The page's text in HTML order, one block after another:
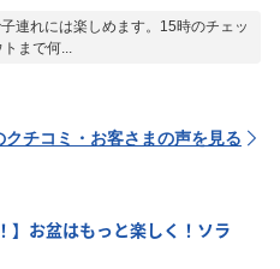
連れには楽しめます。15時のチェッ
まで何...
クチコミ・お客さまの声を見る
】お盆はもっと楽しく！ソラ